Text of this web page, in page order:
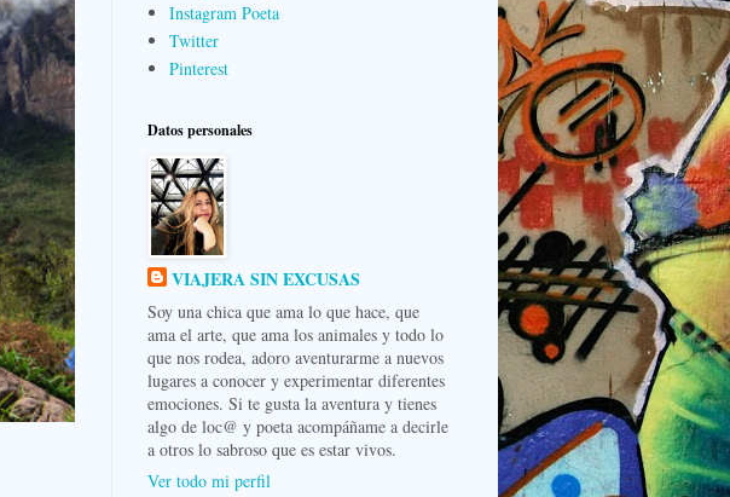
Instagram Poeta
Twitter
Pinterest
Datos personales
VIAJERA SIN EXCUSAS
Soy una chica que ama lo que hace, que
ama el arte, que ama los animales y todo lo
que nos rodea, adoro aventurarme a nuevos
lugares a conocer y experimentar diferentes
emociones. Si te gusta la aventura y tienes
algo de loc@ y poeta acompáñame a decirle
a otros lo sabroso que es estar vivos.
Ver todo mi perfil